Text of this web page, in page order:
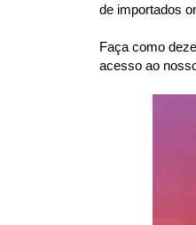
de importados
Faça como
acesso ao